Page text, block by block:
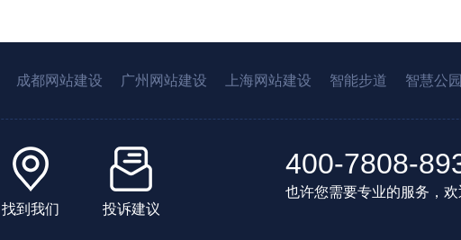
成都网站建设 广州网站建设 上海网站建设 智能步道 智慧公
找到我们 投诉建议
400-7808-
也许您需要专业的服务，